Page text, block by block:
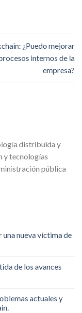
¿Puedo mejorar
internos de la
empresa?
distribuida y
y tecnologías
pública
una nueva víctima de
de los avances
actuales y